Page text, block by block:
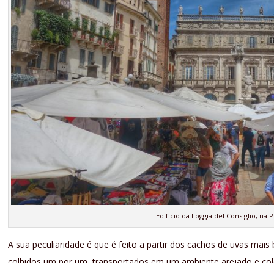
Edifício da Loggia del Consiglio, na
A sua peculiaridade é que é feito a partir dos cachos de uvas